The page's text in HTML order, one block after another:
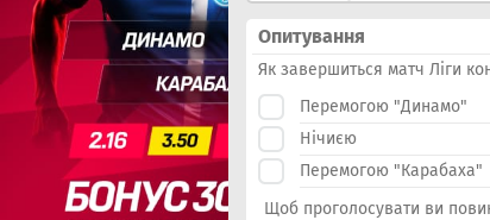
Опитування
Як завершиться матч Ліги
Перемогою "Динамо"
Нічиєю
Перемогою "Карабаха"
Щоб проголосувати ви